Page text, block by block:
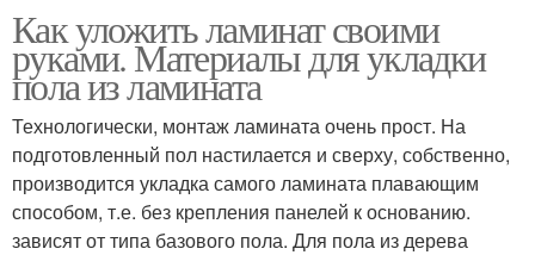
Как уложить ламинат своими
руками. Материалы для укладки
пола из ламината
Технологически, монтаж ламината очень прост. На
подготовленный пол настилается и сверху, собственно,
производится укладка самого ламината плавающим
способом, т.е. без крепления панелей к основанию.
зависят от типа базового пола. Для пола из дерева